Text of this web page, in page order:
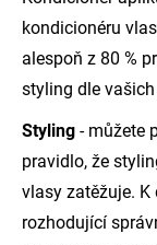
kondicionéru
alespoň z 80 %
styling dle
Styling - můžete
pravidlo, že
vlasy zatěžuje.
rozhodující